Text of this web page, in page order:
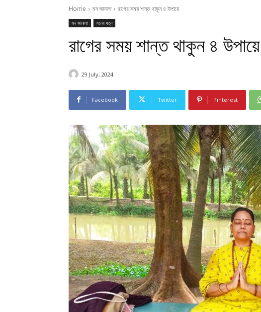
Home মন জানালা রাগের সময় শান্ত থাকুন ৪ উপায়ে
মন জানালা মনের যত্ন
রাগের সময় শান্ত থাকুন ৪ উপায়ে
29 July, 2024
Facebook Twitter Pinterest